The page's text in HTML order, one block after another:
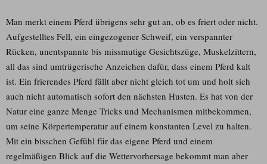
Man merkt einem Pferd übrigens sehr gut an, ob es friert oder nicht.
Aufgestelltes Fell, ein eingezogener Schweif, ein verspannter
Rücken, unentspannte bis missmutige Gesichtszüge, Muskelzittern,
all das sind umtrügerische Anzeichen dafür, dass einem Pferd kalt
ist. Ein frierendes Pferd fällt aber nicht gleich tot um und holt sich
auch nicht automatisch sofort den nächsten Husten. Es hat von der
Natur eine ganze Menge Tricks und Mechanismen mitbekommen,
um seine Körpertemperatur auf einem konstanten Level zu halten.
Mit ein bisschen Gefühl für das eigene Pferd und einem
regelmäßigen Blick auf die Wettervorhersage bekommt man aber